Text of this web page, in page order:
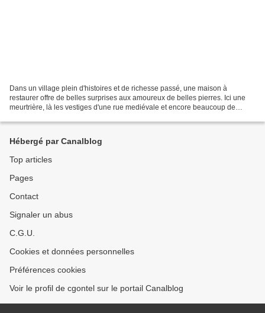
Dans un village plein d'histoires et de richesse passé, une maison à
restaurer offre de belles surprises aux amoureux de belles pierres. Ici une
meurtrière, là les vestiges d'une rue mediévale et encore beaucoup de
Hébergé par Canalblog
Top articles
Pages
Contact
Signaler un abus
C.G.U.
Cookies et données personnelles
Préférences cookies
Voir le profil de cgontel sur le portail Canalblog